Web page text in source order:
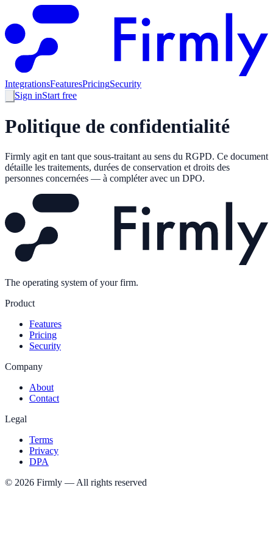
IntegrationsFeaturesPricingSecurity
Sign inStart free
Politique de confidentialité
Firmly agit en tant que sous-traitant au sens du RGPD. Ce document
détaille les traitements, durées de conservation et droits des
personnes concernées — à compléter avec un DPO.
The operating system of your firm.
Product
Features
Pricing
Security
Company
About
Contact
Legal
Terms
Privacy
DPA
© 2026 Firmly — All rights reserved